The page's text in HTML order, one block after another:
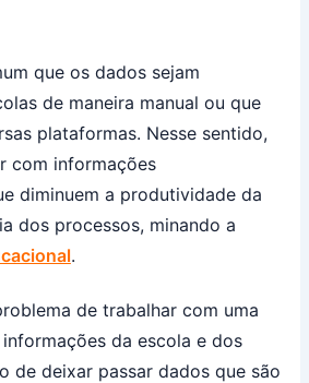
que os dados sejam
de maneira manual ou que
plataformas. Nesse sentido,
com informações
diminuem a produtividade da
dos processos, minando a
.
de trabalhar com uma
da escola e dos
de deixar passar dados que são